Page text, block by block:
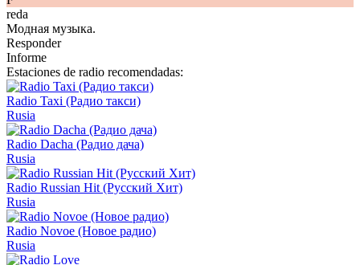
reda
Модная музыка.
Responder
Informe
Estaciones de radio recomendadas:
Radio Taxi (Радио такси)
Rusia
Radio Dacha (Радио дача)
Rusia
Radio Russian Hit (Русский Хит)
Rusia
Radio Novoe (Новое радио)
Rusia